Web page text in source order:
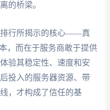
的桥梁。
排行所揭示的核心——真
，而在于服务商敢于提供
验其稳定性、速度和安
投入的服务器资源、带
，才构成了信任的基